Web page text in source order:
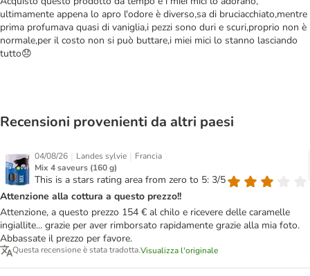
ultimamente appena lo apro l'odore è diverso,sa di bruciacchiato,mentre
prima profumava quasi di vaniglia,i pezzi sono duri e scuri,proprio non è
normale,per il costo non si può buttare,i miei mici lo stanno lasciando
tutto😞
Recensioni provenienti da altri paesi
04/08/26 | Landes sylvie | Francia
Mix 4 saveurs (160 g)
This is a stars rating area from zero to 5: 3/5
Attenzione alla cottura a questo prezzo!!
Attenzione, a questo prezzo 154 € al chilo e ricevere delle caramelle
ingiallite... grazie per aver rimborsato rapidamente grazie alla mia foto.
Abbassate il prezzo per favore.
Questa recensione è stata tradotta.Visualizza l'originale